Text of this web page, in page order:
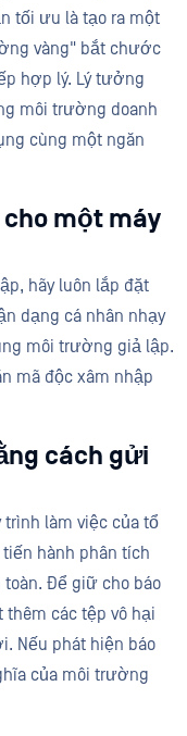
tối ưu là tạo ra một
vàng" bắt chước
hợp lý. Lý tưởng
môi trường doanh
cùng một ngăn
một máy
hãy luôn lắp đặt
dạng cá nhân nhạy
môi trường giả lập.
mã độc xâm nhập
cách gửi
làm việc của tổ
hành phân tích
Để giữ cho báo
các tệp vô hại
Nếu phát hiện báo
của môi trường